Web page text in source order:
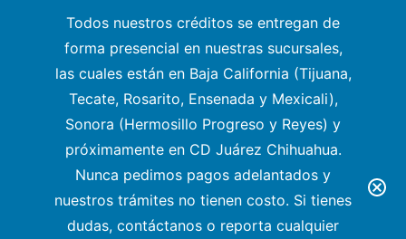
Todos nuestros créditos se entregan de
forma presencial en nuestras sucursales,
las cuales están en Baja California (Tijuana,
Tecate, Rosarito, Ensenada y Mexicali),
Sonora (Hermosillo Progreso y Reyes) y
próximamente en CD Juárez Chihuahua.
Nunca pedimos pagos adelantados y
nuestros trámites no tienen costo. Si tienes
dudas, contáctanos o reporta cualquier